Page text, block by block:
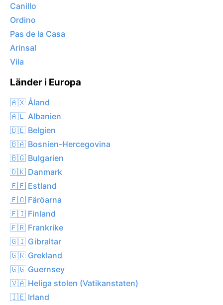
Canillo
Ordino
Pas de la Casa
Arinsal
Vila
Länder i Europa
🇦🇽 Åland
🇦🇱 Albanien
🇧🇪 Belgien
🇧🇦 Bosnien-Hercegovina
🇧🇬 Bulgarien
🇩🇰 Danmark
🇪🇪 Estland
🇫🇴 Färöarna
🇫🇮 Finland
🇫🇷 Frankrike
🇬🇮 Gibraltar
🇬🇷 Grekland
🇬🇬 Guernsey
🇻🇦 Heliga stolen (Vatikanstaten)
🇮🇪 Irland